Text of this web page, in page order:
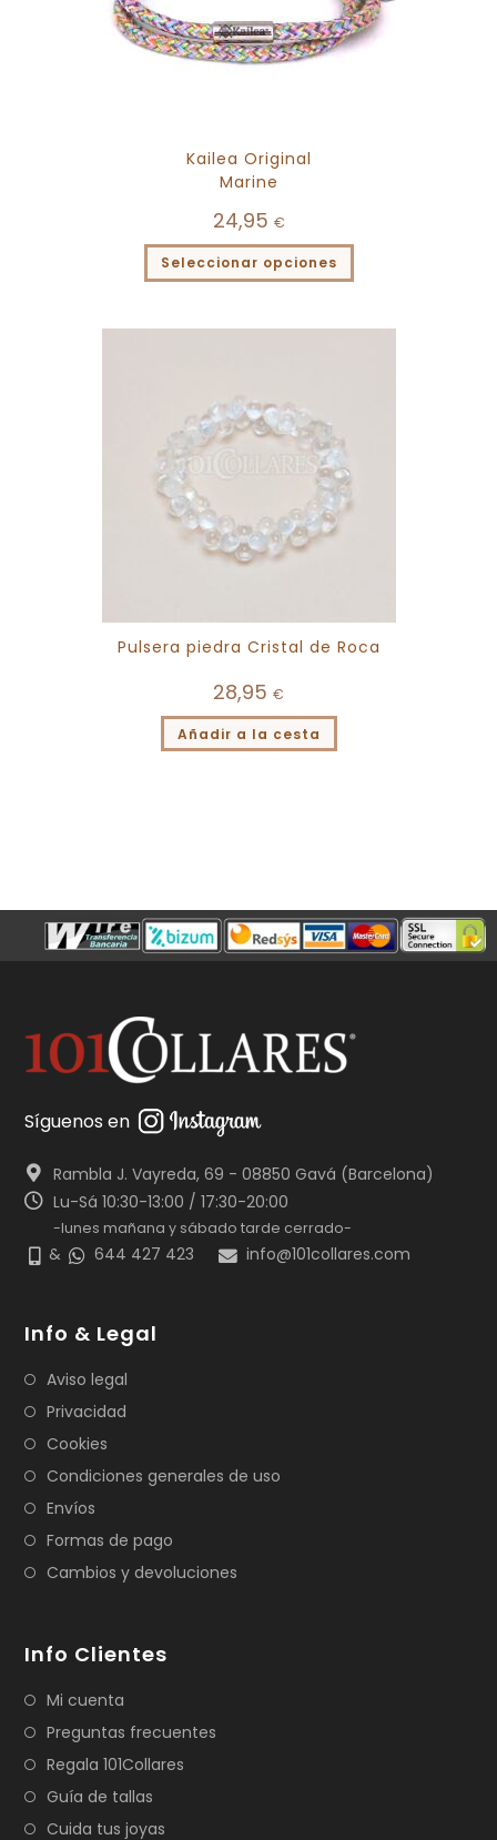
Kailea Original
Marine
24,95 €
Seleccionar opciones
Pulsera piedra Cristal de Roca
28,95 €
Añadir a la cesta
Síguenos en
Rambla J. Vayreda, 69 - 08850 Gavá (Barcelona)
Lu-Sá 10:30-13:00 / 17:30-20:00
-lunes mañana y sábado tarde cerrado-
& 644 427 423 info@101collares.com
Info & Legal
Aviso legal
Privacidad
Cookies
Condiciones generales de uso
Envíos
Formas de pago
Cambios y devoluciones
Info Clientes
Mi cuenta
Preguntas frecuentes
Regala 101Collares
Guía de tallas
Cuida tus joyas